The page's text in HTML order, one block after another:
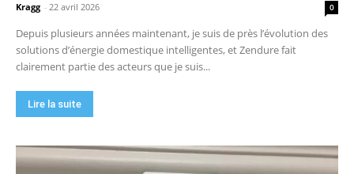
Kragg - 22 avril 2026 0
Depuis plusieurs années maintenant, je suis de près l’évolution des
solutions d’énergie domestique intelligentes, et Zendure fait
clairement partie des acteurs que je suis...
Lire la suite